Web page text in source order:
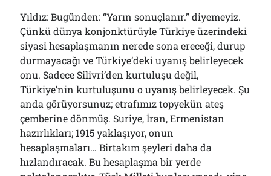
Yıldız: Bugünden: “Yarın sonuçlanır.” diyemeyiz.
Çünkü dünya konjonktürüyle Türkiye üzerindeki
siyasi hesaplaşmanın nerede sona ereceği, durup
durmayacağı ve Türkiye’deki uyanış belirleyecek
onu. Sadece Silivri’den kurtuluşu değil,
Türkiye’nin kurtuluşunu o uyanış belirleyecek. Şu
anda görüyorsunuz; etrafımız topyekün ateş
çemberine dönmüş. Suriye, İran, Ermenistan
hazırlıkları; 1915 yaklaşıyor, onun
hesaplaşmaları… Birtakım şeyleri daha da
hızlandıracak. Bu hesaplaşma bir yerde